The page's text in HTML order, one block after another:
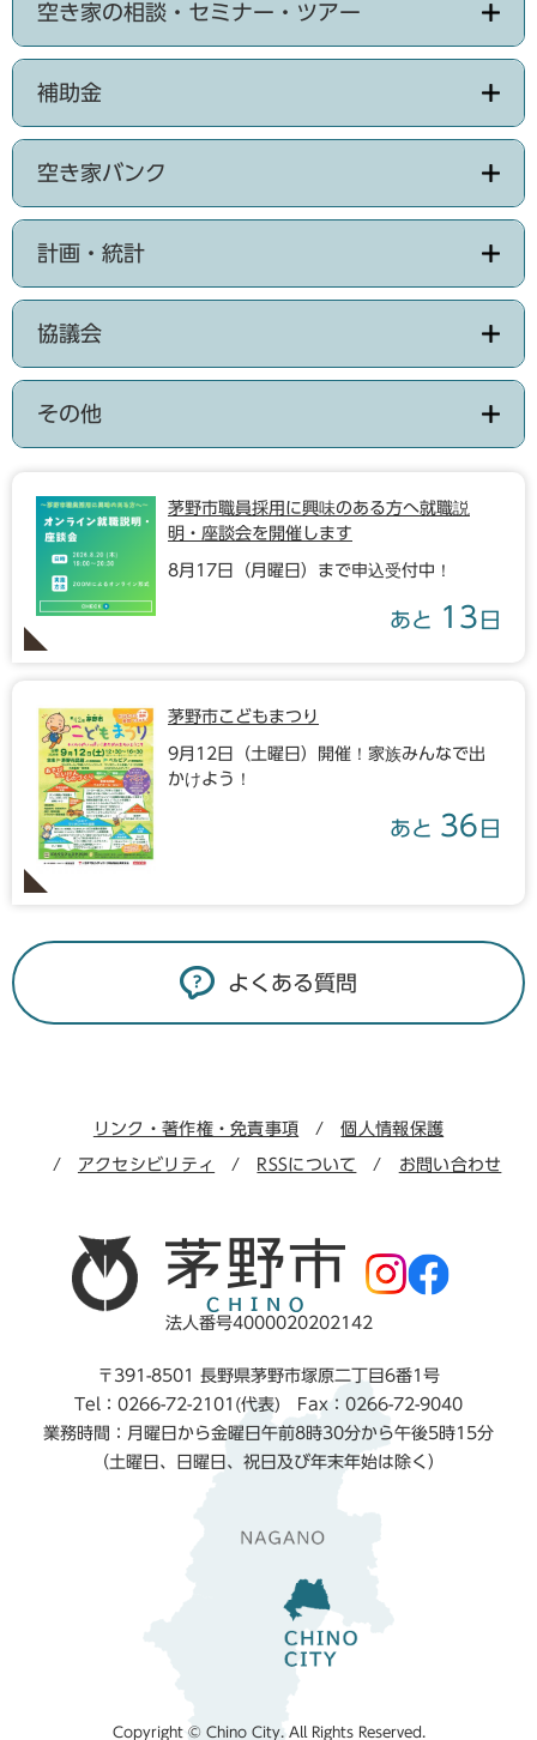
空き家の相談・セミナー・ツアー
補助金
空き家バンク
計画・統計
協議会
その他
茅野市職員採用に興味のある方へ就職説
明・座談会を開催します
8月17日（月曜日）まで申込受付中！
あと 13 日
茅野市こどもまつり
9月12日（土曜日）開催！家族みんなで出
かけよう！
あと 36 日
よくある質問
リンク・著作権・免責事項 個人情報保護
アクセシビリティ RSSについて お問い合わせ
法人番号4000020202142
〒391-8501 長野県茅野市塚原二丁目6番1号
Tel：0266-72-2101(代表) Fax：0266-72-9040
業務時間：月曜日から金曜日午前8時30分から午後5時15分
（土曜日、日曜日、祝日及び年末年始は除く）
Copyright © Chino City. All Rights Reserved.